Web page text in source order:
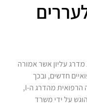
עליון אשר אמורה
חדשים, ובכך
בעצם היא יכולה לחלוק על ממצאי הועדה הרפואית מהדרג ה-I,
על ידי משרד